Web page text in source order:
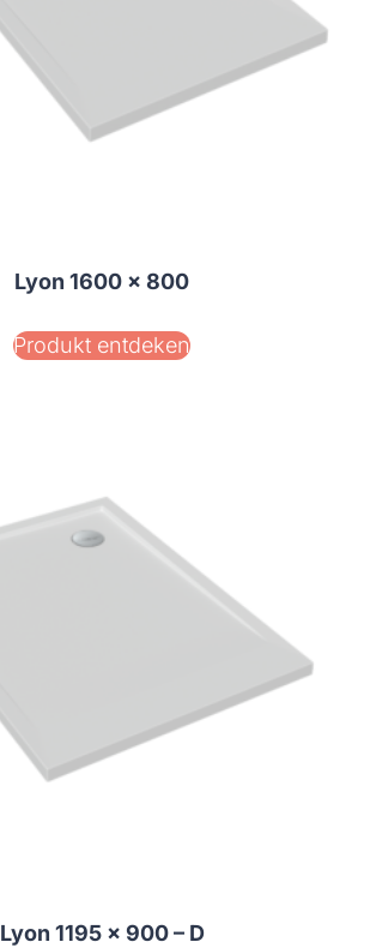
Lyon 1600 x 800
Produkt entdeken
Lyon 1195 x 900 – D